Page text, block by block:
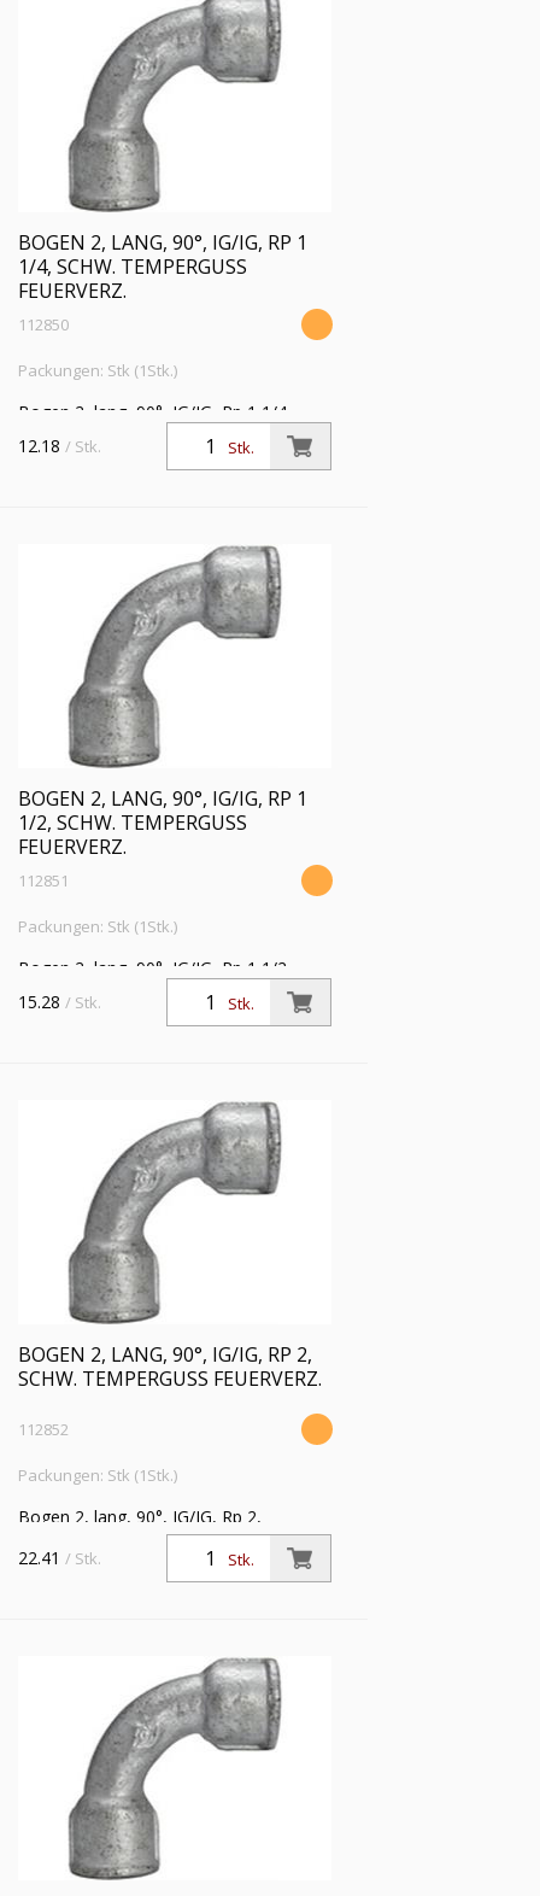
BOGEN 2, LANG, 90°, IG/IG, RP 1
1/4, SCHW. TEMPERGUSS
FEUERVERZ.
112850
Packungen: Stk (1Stk.)
Bogen 2, lang, 90°, IG/IG, Rp 1 1/4,
Betriebstemperatur -20 °C bis 300 °C,
schwarzer Temperguss, feuerverzinkt,
Stk.
12.18 / Stk.
BOGEN 2, LANG, 90°, IG/IG, RP 1
1/2, SCHW. TEMPERGUSS
FEUERVERZ.
112851
Packungen: Stk (1Stk.)
Bogen 2, lang, 90°, IG/IG, Rp 1 1/2,
Betriebstemperatur -20 °C bis 300 °C,
schwarzer Temperguss, feuerverzinkt,
Stk.
15.28 / Stk.
BOGEN 2, LANG, 90°, IG/IG, RP 2,
SCHW. TEMPERGUSS FEUERVERZ.
112852
Packungen: Stk (1Stk.)
Bogen 2, lang, 90°, IG/IG, Rp 2,
Betriebstemperatur -20 °C bis 300 °C,
schwarzer Temperguss, feuerverzinkt,
Stk.
22.41 / Stk.